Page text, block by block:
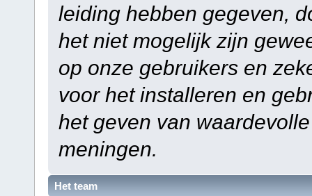
leiding hebben gegeven,
het niet mogelijk zijn
op onze gebruikers en
voor het installeren en
het geven van
meningen.
Het team